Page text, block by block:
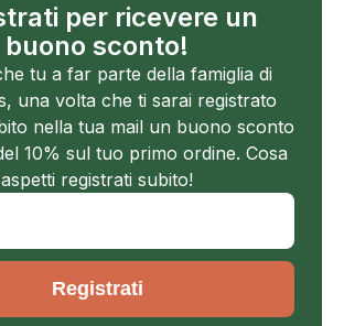
per ricevere un
buono sconto!
tu a far parte della famiglia di
una volta che ti sarai registrato
nella tua mail un buono sconto
10% sul tuo primo ordine. Cosa
aspetti registrati subito!
Registrati